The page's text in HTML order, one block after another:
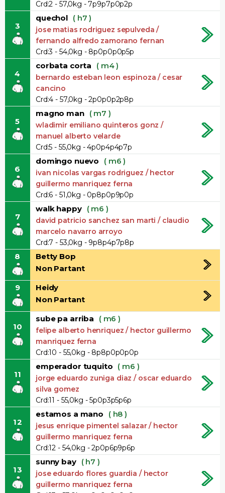
Crd:2 - 57,0kg - 7p9p7p0p2p
3
quechol ( h7 )
jose matias rodriguez sepulveda /
fernando alfredo zamorano fernan
Crd:3 - 54,0kg - 8p0p0p0p5p
4
corbata corta ( m4 )
bernardo esteban leon espinoza / cesar
cancino
Crd:4 - 57,0kg - 2p0p0p2p8p
5
magno man ( m7 )
wladimir emiliano quinteros gonz /
manuel alberto velarde
Crd:5 - 55,0kg - 4p0p4p4p7p
6
domingo nuevo ( m6 )
ivan nicolas vargas rodriguez / hector
guillermo manriquez ferna
Crd:6 - 51,0kg - 0p8p0p9p0p
7
walk happy ( m6 )
david patricio sanchez san marti / claudio
marcelo navarro arroyo
Crd:7 - 53,0kg - 9p8p4p7p8p
8
Betty Bop
Non Partant
9
Heidy
Non Partant
10
sube pa arriba ( m6 )
felipe alberto henriquez / hector guillermo
manriquez ferna
Crd:10 - 55,0kg - 8p8p0p0p0p
11
emperador tuquito ( m6 )
jorge eduardo zuniga diaz / oscar eduardo
silva gomez
Crd:11 - 55,0kg - 5p0p3p5p6p
12
estamos a mano ( h8 )
jesus enrique pimentel salazar / hector
guillermo manriquez ferna
Crd:12 - 54,0kg - 2p0p6p9p6p
13
sunny bay ( h7 )
jose eduardo flores guardia / hector
guillermo manriquez ferna